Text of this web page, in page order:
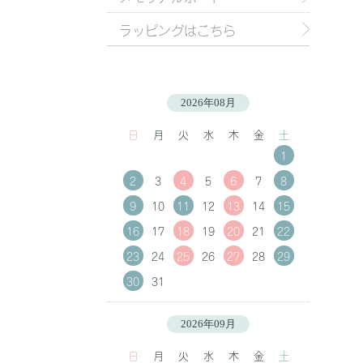
ラッピングはこちら
2026年08月
日 月 火 水 木 金
土
1
2
3 4 5 6 7
8
9
10 11 12 13 14
15
16
17 18 19 20 21
22
23
24 25 26 27 28
29
30
31
2026年09月
日 月 火 水 木 金
土